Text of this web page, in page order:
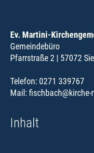
Ev. Martini-
Gemeindebüro
Pfarrstraße 2 | 57072
Telefon: 0271 339767
Mail:
Inhalt